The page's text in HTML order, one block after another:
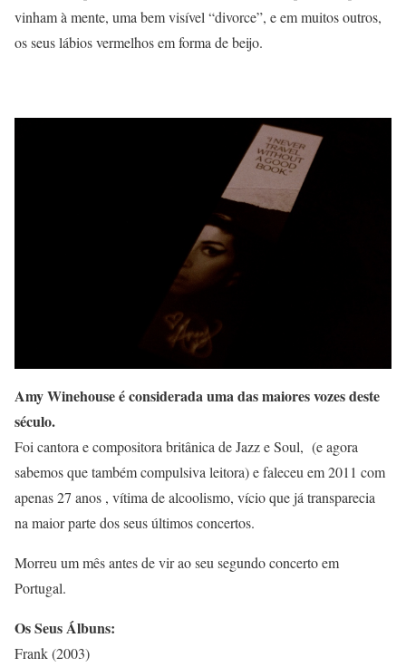
vinham à mente, uma bem visível “divorce”, e em muitos outros,
os seus lábios vermelhos em forma de beijo.
Amy Winehouse é considerada uma das maiores vozes deste
século.
Foi cantora e compositora britânica de Jazz e Soul, (e agora
sabemos que também compulsiva leitora) e faleceu em 2011 com
apenas 27 anos , vítima de alcoolismo, vício que já transparecia
na maior parte dos seus últimos concertos.
Morreu um mês antes de vir ao seu segundo concerto em
Portugal.
Os Seus Álbuns:
Frank (2003)